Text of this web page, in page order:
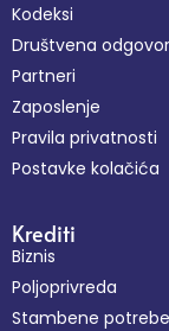
Kodeksi
Društvena
Partneri
Zaposlenje
Pravila privatnosti
Postavke kolačića
Krediti
Biznis
Poljoprivreda
Stambene potrebe